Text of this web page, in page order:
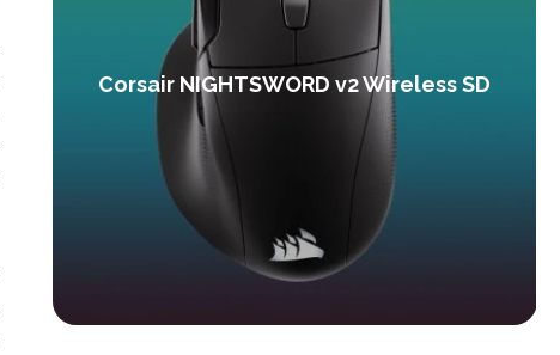
Corsair NIGHTSWORD v2 Wireless SD